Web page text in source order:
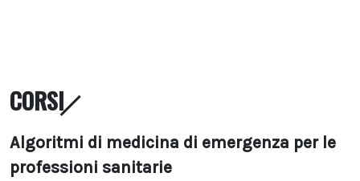
CORSI
Algoritmi di medicina di emergenza per le
professioni sanitarie